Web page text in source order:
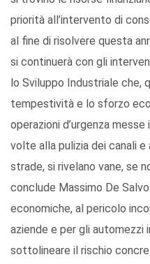
priorità all’intervento di
al fine di risolvere questa
si continuerà con gli
lo Sviluppo Industriale che,
tempestività e lo sforzo
operazioni d’urgenza
volte alla pulizia dei canali
strade, si rivelano vane, se
conclude Massimo De
economiche, al pericolo
aziende e per gli
sottolineare il rischio